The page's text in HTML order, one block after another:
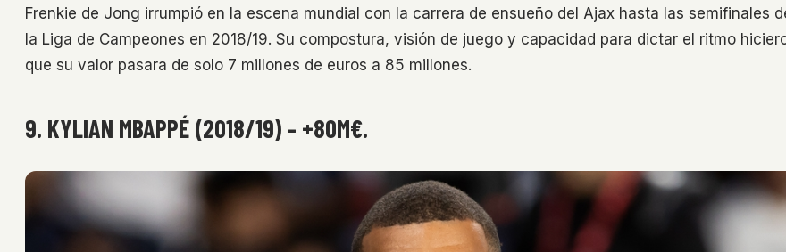
Frenkie de Jong irrumpió en la escena mundial con la carrera de ensueño del Ajax hasta las semifinales
la Liga de Campeones en 2018/19. Su compostura, visión de juego y capacidad para dictar el ritmo
que su valor pasara de solo 7 millones de euros a 85 millones.
9. KYLIAN MBAPPÉ (2018/19) – +80M€.